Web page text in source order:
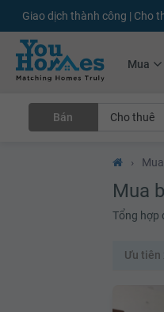
+75.000Tin đăng mới hàng
Mua
Bán Cho thuê
›
Mua
Tổng hợp
Ưu tiên